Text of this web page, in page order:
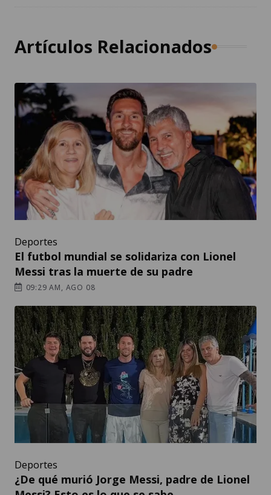
Artículos Relacionados
Deportes
El futbol mundial se solidariza con Lionel
Messi tras la muerte de su padre
09:29 AM, AGO 08
Deportes
¿De qué murió Jorge Messi, padre de Lionel